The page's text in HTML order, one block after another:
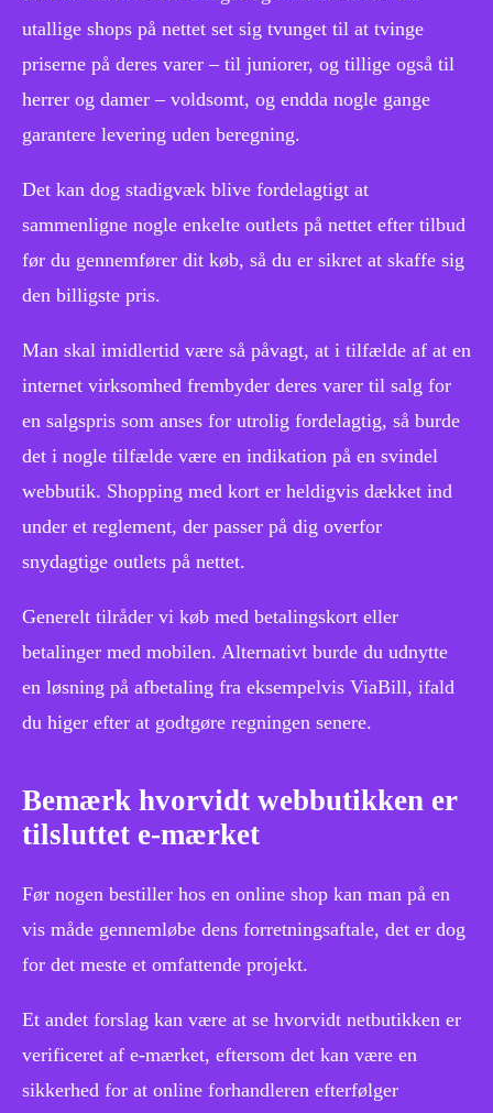
utallige shops på nettet set sig tvunget til at tvinge
priserne på deres varer – til juniorer, og tillige også til
herrer og damer – voldsomt, og endda nogle gange
garantere levering uden beregning.
Det kan dog stadigvæk blive fordelagtigt at
sammenligne nogle enkelte outlets på nettet efter tilbud
før du gennemfører dit køb, så du er sikret at skaffe sig
den billigste pris.
Man skal imidlertid være så påvagt, at i tilfælde af at en
internet virksomhed frembyder deres varer til salg for
en salgspris som anses for utrolig fordelagtig, så burde
det i nogle tilfælde være en indikation på en svindel
webbutik. Shopping med kort er heldigvis dækket ind
under et reglement, der passer på dig overfor
snydagtige outlets på nettet.
Generelt tilråder vi køb med betalingskort eller
betalinger med mobilen. Alternativt burde du udnytte
en løsning på afbetaling fra eksempelvis ViaBill, ifald
du higer efter at godtgøre regningen senere.
Bemærk hvorvidt webbutikken er
tilsluttet e-mærket
Før nogen bestiller hos en online shop kan man på en
vis måde gennemløbe dens forretningsaftale, det er dog
for det meste et omfattende projekt.
Et andet forslag kan være at se hvorvidt netbutikken er
verificeret af e-mærket, eftersom det kan være en
sikkerhed for at online forhandleren efterfølger